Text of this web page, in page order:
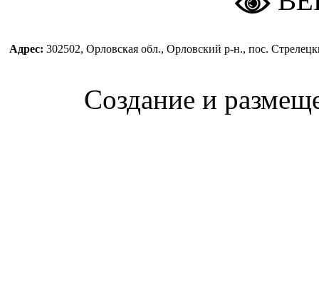
Адрес: 302502, Орловская обл., Орловский р-н., пос.
Создание и